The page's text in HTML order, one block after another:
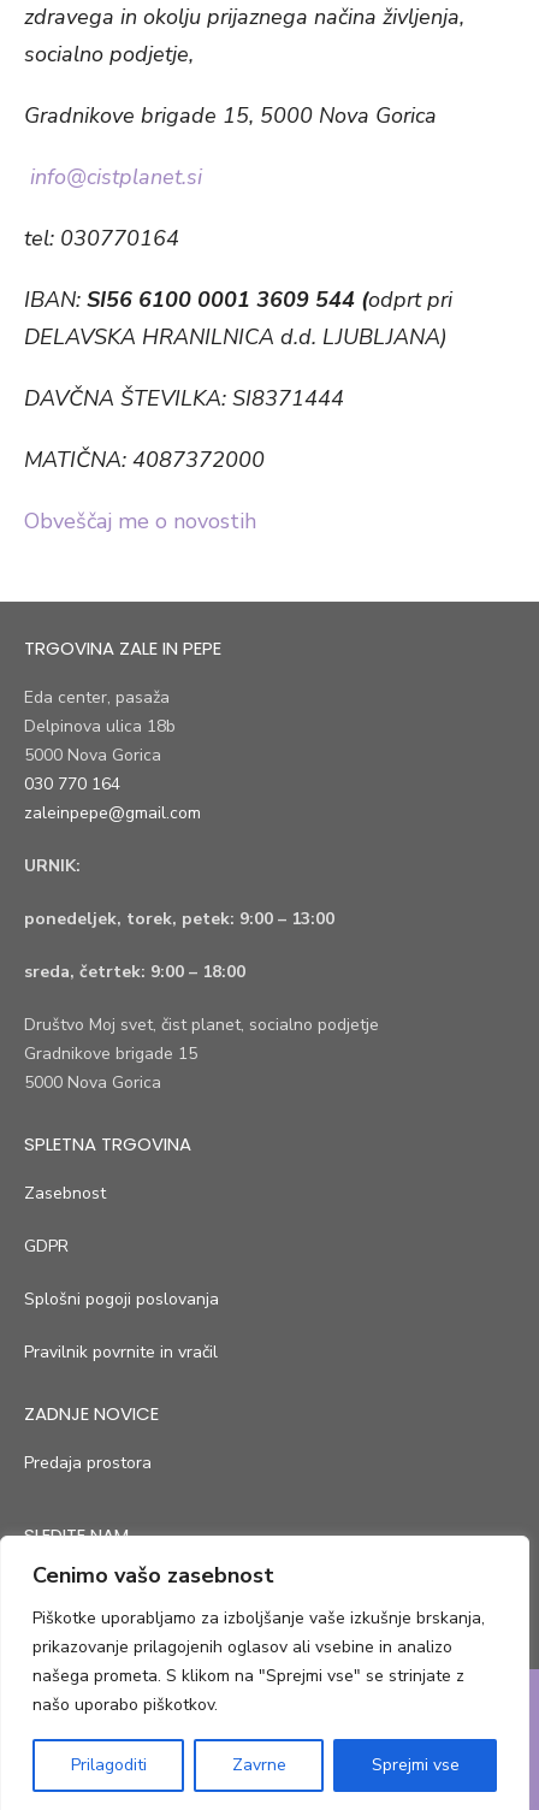
Cenimo vašo zasebnost
Piškotke uporabljamo za izboljšanje vaše izkušnje brskanja,
prikazovanje prilagojenih oglasov ali vsebine in analizo
našega prometa. S klikom na "Sprejmi vse" se strinjate z
našo uporabo piškotkov.
Prilagoditi Zavrne Sprejmi vse
zdravega in okolju prijaznega načina življenja,
socialno podjetje,
Gradnikove brigade 15, 5000 Nova Gorica
info@cistplanet.si
tel: 030770164
IBAN: SI56 6100 0001 3609 544 (odprt pri
DELAVSKA HRANILNICA d.d. LJUBLJANA)
DAVČNA ŠTEVILKA: SI8371444
MATIČNA: 4087372000
Obveščaj me o novostih
TRGOVINA ZALE IN PEPE
Eda center, pasaža
Delpinova ulica 18b
5000 Nova Gorica
030 770 164
zaleinpepe@gmail.com
URNIK:
ponedeljek, torek, petek: 9:00 – 13:00
sreda, četrtek: 9:00 – 18:00
Društvo Moj svet, čist planet, socialno podjetje
Gradnikove brigade 15
5000 Nova Gorica
SPLETNA TRGOVINA
Zasebnost
GDPR
Splošni pogoji poslovanja
Pravilnik povrnite in vračil
ZADNJE NOVICE
Predaja prostora
SLEDITE NAM
Powered by WordPress / Theme by Design Lab